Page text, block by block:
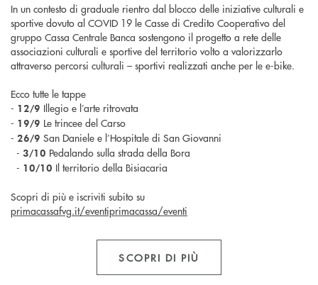
In un contesto di graduale rientro dal blocco delle iniziative culturali e
sportive dovuto al COVID 19 le Casse di Credito Cooperativo del
gruppo Cassa Centrale Banca sostengono il progetto a rete delle
associazioni culturali e sportive del territorio volto a valorizzarlo
attraverso percorsi culturali – sportivi realizzati anche per le e-bike.
Ecco tutte le tappe
- 12/9 Illegio e l’arte ritrovata
- 19/9 Le trincee del Carso
- 26/9 San Daniele e l’Hospitale di San Giovanni
- 3/10 Pedalando sulla strada della Bora
- 10/10 Il territorio della Bisiacaria
Scopri di più e iscriviti subito su
primacassafvg.it/eventiprimacassa/eventi
SCOPRI DI PIÙ